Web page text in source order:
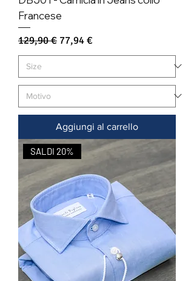
Francese
Prezzo regolare
129,90 € Prezzo scontato
77,94 €
Aggiungi al carrello
SALDI 20%